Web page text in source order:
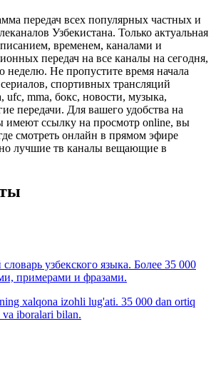
передач всех популярных частных и
Узбекистана. Только актуальная
временем, каналами и
передач на все каналы на сегодня,
неделю. Не пропустите время начала
спортивных трансляций
ufc, mma, бокс, новости, музыка,
передачи. Для вашего удобства на
имеют ссылку на просмотр online, вы
где смотреть онлайн в прямом эфире
лучшие тв каналы вещающие в
узбекского языка. Более 35 000
примерами и фразами.
xalqona izohli lug'ati. 35 000 dan ortiq
iboralari bilan.